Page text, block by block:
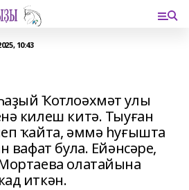
10:43
Ҡотлоәхмәт улы
килеш китә. Тыуған
ҡайта, әммә һуғышта
вафат була. Ейәнсәре,
олатайына
иткән.